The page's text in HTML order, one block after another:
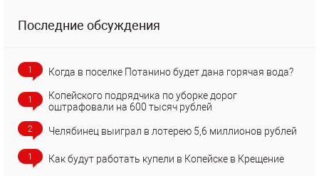
Последние обсуждения
1 Когда в поселке Потанино будет дана горячая вода?
1
Копейского подрядчика по уборке дорог
оштрафовали на 600 тысяч рублей
2 Челябинец выиграл в лотерею 5,6 миллионов рублей
1 Как будут работать купели в Копейске в Крещение